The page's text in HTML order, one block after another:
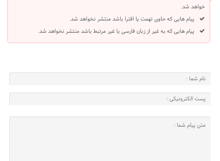
خواهد شد.
پیام هایی که حاوی تهمت یا افترا باشد منتشر نخواهد شد.
پیام هایی که به غیر از زبان فارسی یا غیر مرتبط باشد منتشر نخواهد شد.